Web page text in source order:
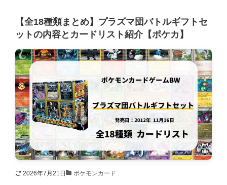
【全18種類まとめ】プラズマ団バトルギフトセ
ットの内容とカードリスト紹介【ポケカ】
2026年7月21日 ポケモンカード